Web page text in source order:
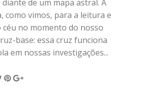
de um mapa astral. A
como vimos, para a leitura e
no momento do nosso
base: essa cruz funciona
em nossas investigações...